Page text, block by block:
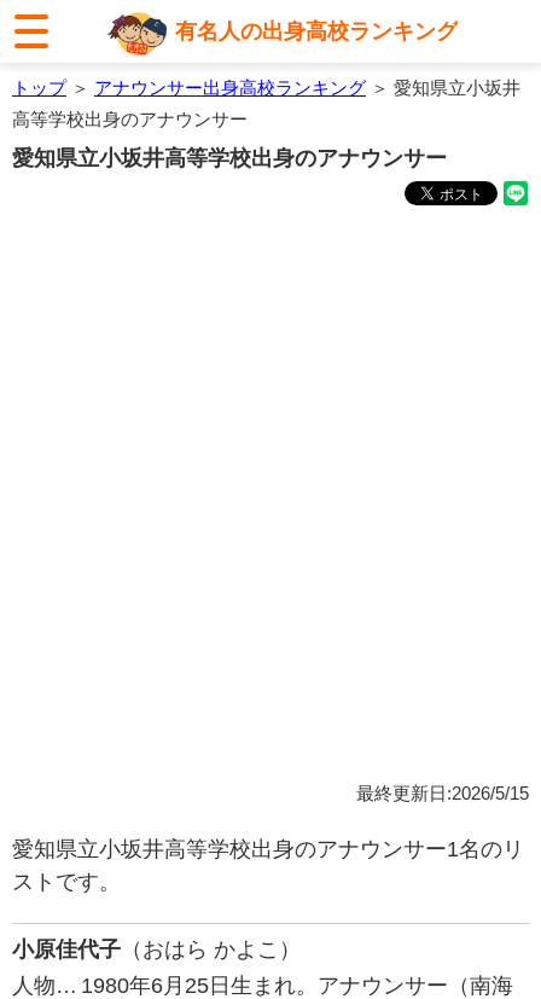
有名人の出身高校ランキング
トップ＞ アナウンサー出身高校ランキング ＞ 愛知県立小坂井
高等学校出身のアナウンサー
愛知県立小坂井高等学校出身のアナウンサー
最終更新日:2026/5/15
愛知県立小坂井高等学校出身のアナウンサー1名のリ
ストです。
小原佳代子 （おはら かよこ）
人物… 1980年6月25日生まれ。アナウンサー（南海